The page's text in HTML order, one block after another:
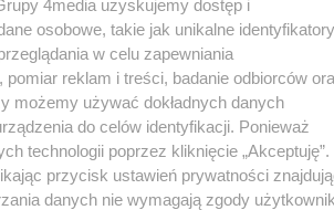
Data
4media uzyskujemy dostęp i
osobowe, takie jak unikalne
w celu zapewniania
reklam i treści, badanie odbiorców
możemy używać dokładnych danych
do celów identyfikacji. Ponieważ
technologii poprzez kliknięcie „Akceptuję”.
przycisk ustawień prywatności
danych nie wymagają zgody